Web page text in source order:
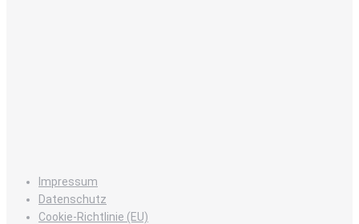
Impressum
Datenschutz
Cookie-Richtlinie (EU)